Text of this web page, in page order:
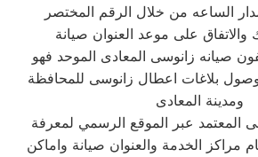
الساعه من خلال الرقم المختصر
والاتفاق على موعد العنوان صيانة
صيانه زانوسى المعادى الموحد فهو
بلاغات اعطال زانوسى للمحافظة
ومدينة المعادى
المعتمد عبر الموقع الرسمي لمعرفة
مراكز الخدمة والعنوان صيانة واماكن